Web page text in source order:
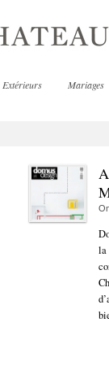
Extérieurs Mariages
la